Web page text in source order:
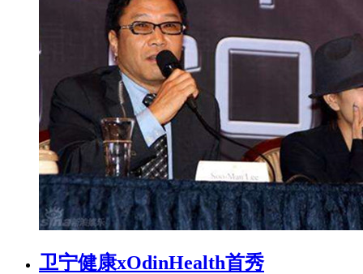
卫宁健康xOdinHealth首秀